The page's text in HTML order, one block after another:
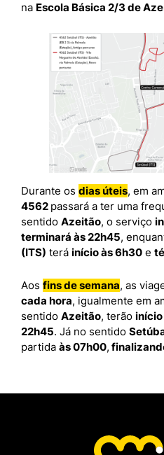
na Escola Básica 2/3 de
Durante os dias úteis, em
4562 passará a ter uma
sentido Azeitão, o serviço
terminará às 22h45,
(ITS) terá início às 6h30 e
Aos fins de semana, as
cada hora, igualmente em
sentido Azeitão, terão
22h45. Já no sentido
partida às 07h00,